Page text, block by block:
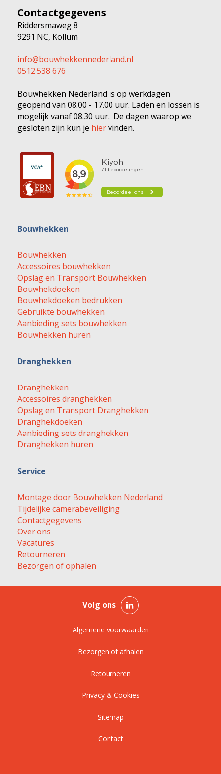
Contactgegevens
Riddersmaweg 8
9291 NC, Kollum
info@bouwhekkennederland.nl
0512 538 676
Bouwhekken Nederland is op werkdagen
geopend van 08.00 - 17.00 uur. Laden en lossen is
mogelijk vanaf 08.30 uur. De dagen waarop we
gesloten zijn kun je hiervinden.
Bouwhekken
Bouwhekken
Accessoires bouwhekken
Opslag en Transport Bouwhekken
Bouwhekdoeken
Bouwhekdoeken bedrukken
Gebruikte bouwhekken
Aanbieding sets bouwhekken
Bouwhekken huren
Dranghekken
Dranghekken
Accessoires dranghekken
Opslag en Transport Dranghekken
Dranghekdoeken
Aanbieding sets dranghekken
Dranghekken huren
Service
Montage door Bouwhekken Nederland
Tijdelijke camerabeveiliging
Contactgegevens
Over ons
Vacatures
Retourneren
Bezorgen of ophalen
Volg ons
Algemene voorwaarden
Bezorgen of afhalen
Retourneren
Privacy & Cookies
Sitemap
Contact